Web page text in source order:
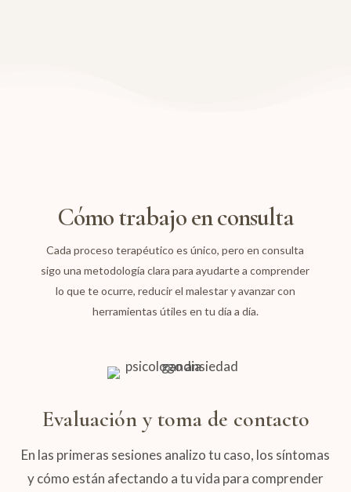
Cómo trabajo en consulta
Cada proceso terapéutico es único, pero en consulta
sigo una metodología clara para ayudarte a comprender
lo que te ocurre, reducir el malestar y avanzar con
herramientas útiles en tu día a día.
Evaluación y toma de contacto
En las primeras sesiones analizo tu caso, los síntomas
y cómo están afectando a tu vida para comprender